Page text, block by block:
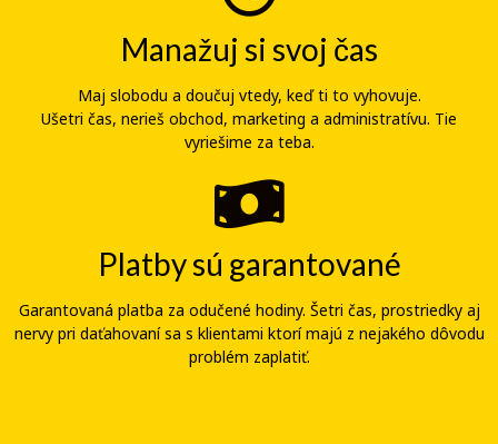
Manažuj si svoj čas
Maj slobodu a doučuj vtedy, keď ti to vyhovuje.
Ušetri čas, nerieš obchod, marketing a administratívu. Tie
vyriešime za teba.
Platby sú garantované
Garantovaná platba za odučené hodiny. Šetri čas, prostriedky aj
nervy pri daťahovaní sa s klientami ktorí majú z nejakého dôvodu
problém zaplatiť.